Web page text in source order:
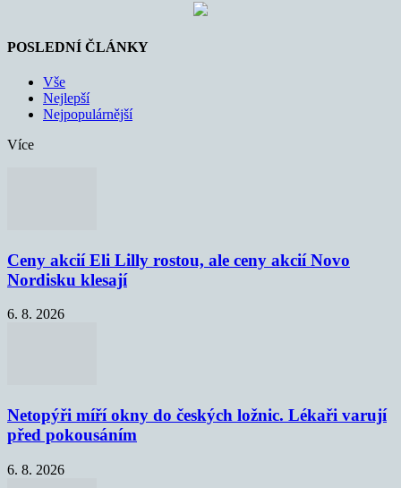
POSLEDNÍ ČLÁNKY
Vše
Nejlepší
Nejpopulárnější
Více
Ceny akcií Eli Lilly rostou, ale ceny akcií Novo
Nordisku klesají
6. 8. 2026
Netopýři míří okny do českých ložnic. Lékaři varují
před pokousáním
6. 8. 2026